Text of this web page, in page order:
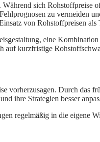
sich
zu vermeiden
von Rohstoffpreisen
eine
auf kurzfristige
Durch das
ihre Strategien besser
regelmäßig in die eigene